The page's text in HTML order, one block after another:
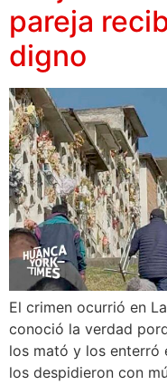
pareja
digno
El crimen ocurrió en
conoció la verdad
los mató y los enterró
los despidieron con